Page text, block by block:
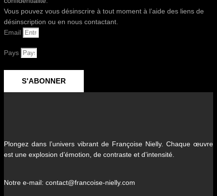
Vous pouvez vous désinscrire à tout moment à l’aide des liens de
désinscription ou en nous contactant.
Email
Pays
S'ABONNER
Plongez dans l’univers vibrant de Françoise Nielly. Chaque œuvre
est une explosion d’émotion, de contraste et d’intensité.
Notre e-mail: contact@francoise-nielly.com